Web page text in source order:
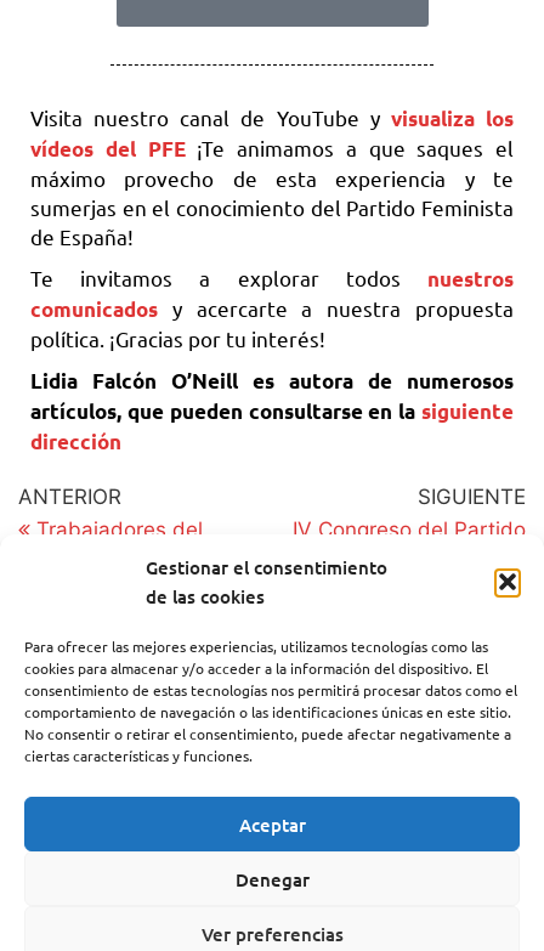
Gestionar el consentimiento
de las cookies
Para ofrecer las mejores experiencias, utilizamos tecnologías como las
cookies para almacenar y/o acceder a la información del dispositivo. El
consentimiento de estas tecnologías nos permitirá procesar datos como el
comportamiento de navegación o las identificaciones únicas en este sitio.
No consentir o retirar el consentimiento, puede afectar negativamente a
ciertas características y funciones.
Aceptar
Denegar
Ver preferencias
Visita nuestro canal de YouTube y visualiza los
vídeos del PFE ¡Te animamos a que saques el
máximo provecho de esta experiencia y te
sumerjas en el conocimiento del Partido Feminista
de España!
Te invitamos a explorar todos nuestros
comunicados y acercarte a nuestra propuesta
política. ¡Gracias por tu interés!
Lidia Falcón O’Neill es autora de numerosos
artículos, que pueden consultarse en la siguiente
dirección
ANTERIOR
Trabajadores del
mundo, ¡no trabajéis!
¡Huelga General!
SIGUIENTE
IV Congreso del Partido
Feminista de España
CATEGORIAS PFE
Artículos